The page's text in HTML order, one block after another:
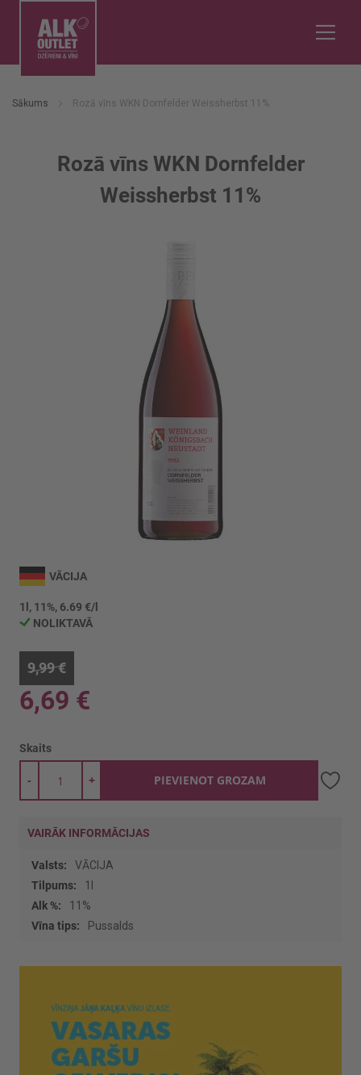
Sākums Rozā vīns WKN Dornfelder Weissherbst 11%
Rozā vīns WKN Dornfelder
Weissherbst 11%
uz
galerijas
sākumu
VĀCIJA
1l, 11%, 6.69 €/l
NOLIKTAVĀ
9,99 €
6,69 €
Skaits
+
- PIEVIENOT GROZAM
VAIRĀK INFORMĀCIJAS
Vairāk
informācijas
VĀCIJA
1l
11%
Pussalds